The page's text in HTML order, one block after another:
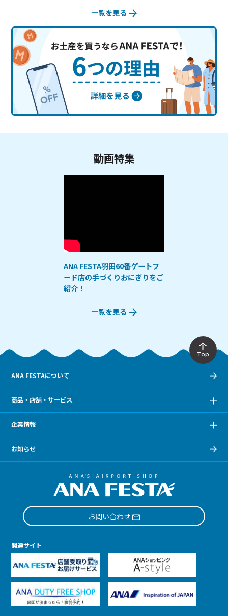
一覧を見る
動画特集
ANA FESTA羽田60番ゲートフ
ード店の手づくりおにぎりをご
紹介！
一覧を見る
Top
ANA FESTAについて
商品・店舗・サービス
企業情報
お知らせ
お問い合わせ
関連サイト